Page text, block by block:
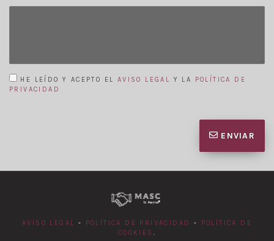
HE LEÍDO Y ACEPTO EL AVISO LEGAL Y LA
POLÍTICA DE
PRIVACIDAD
ENVIAR
AVISO LEGAL - POLÍTICA DE PRIVACIDAD -
POLÍTICA DE
COOKIES .